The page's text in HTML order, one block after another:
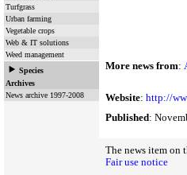
Turfgrass
Urban farming
Vegetable crops
Web & IT solutions
Weed management
Species
Archives
News archive 1997-2008
More news from:
Website: http://
Published:
The news item on
Fair use notice